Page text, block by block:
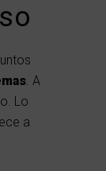
. A
Lo
a